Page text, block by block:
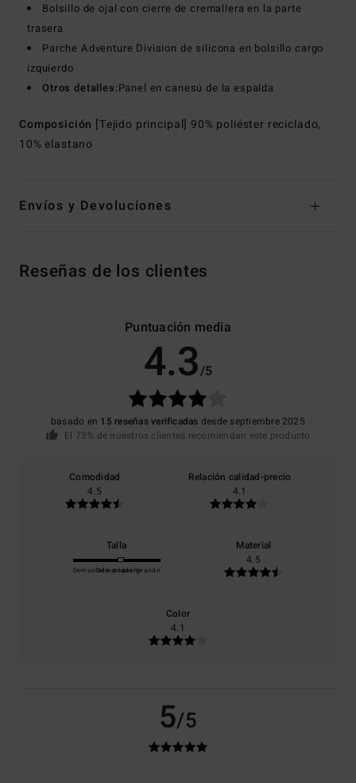
Bolsillo de ojal con cierre de cremallera en la parte
trasera
Parche Adventure Division de silicona en bolsillo cargo
izquierdo
Otros detalles:Panel en canesú de la espalda
Composición [Tejido principal] 90% poliéster reciclado,
10% elastano
Envíos y Devoluciones
Reseñas de los clientes
Puntuación media
4.3/5
basado en 15 reseñas verificadas desde septiembre 2025
El 73% de nuestros clientes recomiendan este producto
Comodidad
4.5
Relación calidad-precio
4.1
Talla
Demasiado pequeño
Demasiado grande
Material
4.5
Color
4.1
5/5